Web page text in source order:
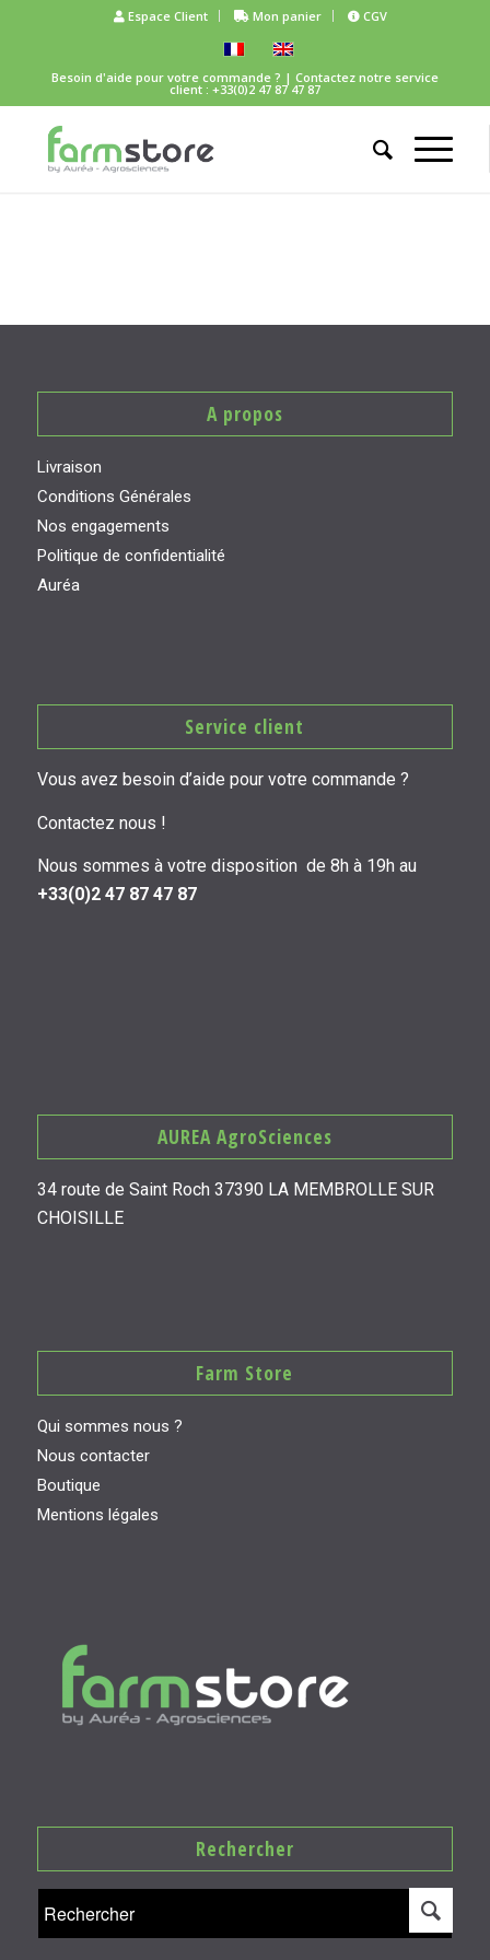
Espace Client Mon panier CGV
Besoin d'aide pour votre commande ? | Contactez notre service
client : +33(0)2 47 87 47 87
A propos
Livraison
Conditions Générales
Nos engagements
Politique de confidentialité
Auréa
Service client
Vous avez besoin d’aide pour votre commande ?
Contactez nous !
Nous sommes à votre disposition de 8h à 19h au
+33(0)2 47 87 47 87
AUREA AgroSciences
34 route de Saint Roch 37390 LA MEMBROLLE SUR
CHOISILLE
Farm Store
Qui sommes nous ?
Nous contacter
Boutique
Mentions légales
Rechercher